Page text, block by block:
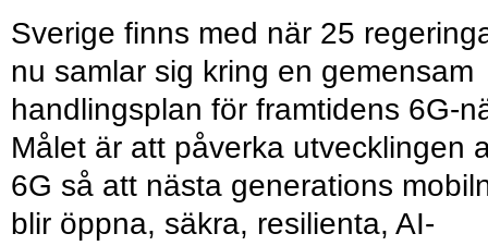
Sverige finns med när 25
nu samlar sig kring en gemensam
handlingsplan för framtidens 6G-
Målet är att påverka utvecklingen
6G så att nästa generations
blir öppna, säkra, resilienta, AI-